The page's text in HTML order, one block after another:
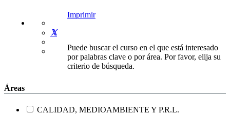
Imprimir
Puede buscar el curso en el que está interesado
por palabras clave o por área. Por favor, elija su
criterio de búsqueda.
Áreas
CALIDAD, MEDIOAMBIENTE Y P.R.L.